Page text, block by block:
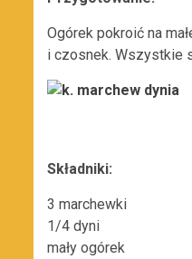
Ogórek pokroić na
i czosnek. Wszystkie
Składniki:
3 marchewki
1/4 dyni
mały ogórek